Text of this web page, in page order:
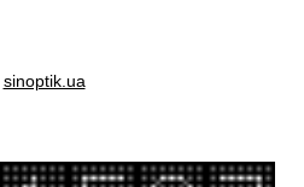
sinoptik.ua